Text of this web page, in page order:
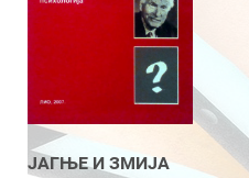
ЈАГЊЕ И ЗМИЈА